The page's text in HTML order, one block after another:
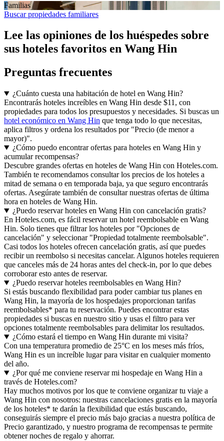
Familias
Buscar propiedades familiares
Lee las opiniones de los huéspedes sobre
sus hoteles favoritos en Wang Hin
Preguntas frecuentes
¿Cuánto cuesta una habitación de hotel en Wang Hin?
Encontrarás hoteles increíbles en Wang Hin desde $11, con
propiedades para todos los presupuestos y necesidades. Si buscas un
hotel económico en Wang Hin que tenga todo lo que necesitas,
aplica filtros y ordena los resultados por "Precio (de menor a
mayor)".
¿Cómo puedo encontrar ofertas para hoteles en Wang Hin y
acumular recompensas?
Descubre grandes ofertas en hoteles de Wang Hin con Hoteles.com.
También te recomendamos consultar los precios de los hoteles a
mitad de semana o en temporada baja, ya que seguro encontrarás
ofertas. Asegúrate también de consultar nuestras ofertas de última
hora en hoteles de Wang Hin.
¿Puedo reservar hoteles en Wang Hin con cancelación gratis?
En Hoteles.com, es fácil reservar un hotel reembolsable en Wang
Hin. Solo tienes que filtrar los hoteles por "Opciones de
cancelación" y seleccionar "Propiedad totalmente reembolsable".
Casi todos los hoteles ofrecen cancelación gratis, así que puedes
recibir un reembolso si necesitas cancelar. Algunos hoteles requieren
que canceles más de 24 horas antes del check-in, por lo que debes
corroborar esto antes de reservar.
¿Puedo reservar hoteles reembolsables en Wang Hin?
Si estás buscando flexibilidad para poder cambiar tus planes en
Wang Hin, la mayoría de los hospedajes proporcionan tarifas
reembolsables* para tu reservación. Puedes encontrar estas
propiedades si buscas en nuestro sitio y usas el filtro para ver
opciones totalmente reembolsables para delimitar los resultados.
¿Cómo estará el tiempo en Wang Hin durante mi visita?
Con una temperatura promedio de 25°C en los meses más fríos,
Wang Hin es un increíble lugar para visitar en cualquier momento
del año.
¿Por qué me conviene reservar mi hospedaje en Wang Hin a
través de Hoteles.com?
Hay muchos motivos por los que te conviene organizar tu viaje a
Wang Hin con nosotros: nuestras cancelaciones gratis en la mayoría
de los hoteles* te darán la flexibilidad que estás buscando,
conseguirás siempre el precio más bajo gracias a nuestra política de
Precio garantizado, y nuestro programa de recompensas te permite
obtener noches de regalo y ahorrar.